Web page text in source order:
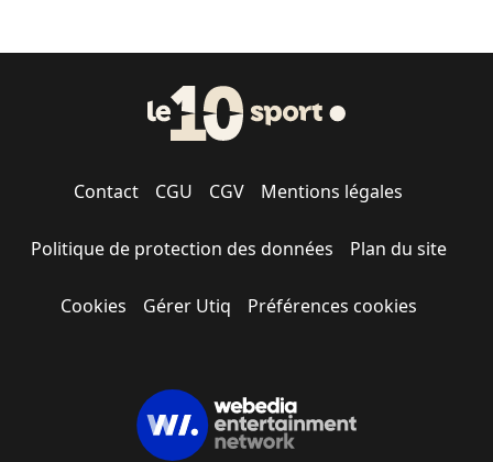
Contact CGU CGV Mentions légales
Politique de protection des données Plan du site
Cookies Gérer Utiq Préférences cookies